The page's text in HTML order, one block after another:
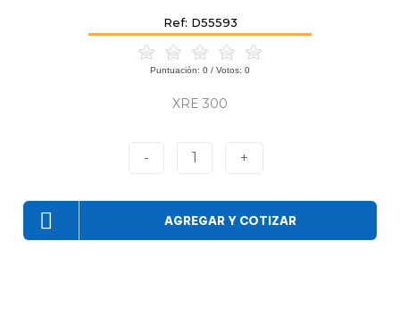
Ref: D55593
Puntuación: 0 / Votos: 0
XRE 300
- 1 +
AGREGAR Y COTIZAR